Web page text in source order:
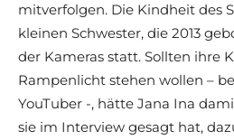
mitverfolgen. Die Kindheit des
kleinen Schwester, die 2013
der Kameras statt. Sollten ihre
Rampenlicht stehen wollen –
YouTuber -, hätte Jana Ina
sie im Interview gesagt hat,